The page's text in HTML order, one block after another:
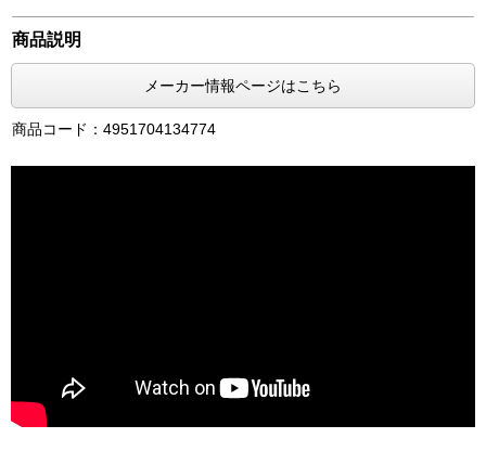
商品説明
メーカー情報ページはこちら
商品コード：4951704134774